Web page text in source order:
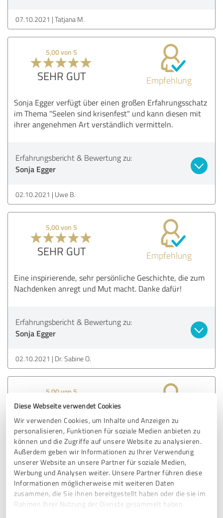
Diese Webseite verwendet Cookies
Wir verwenden Cookies, um Inhalte und Anzeigen zu
personalisieren, Funktionen für soziale Medien anbieten zu
können und die Zugriffe auf unsere Website zu analysieren.
Außerdem geben wir Informationen zu Ihrer Verwendung
unserer Website an unsere Partner für soziale Medien,
Werbung und Analysen weiter. Unsere Partner führen diese
Informationen möglicherweise mit weiteren Daten
zusammen, die Sie ihnen bereitgestellt haben oder die sie im
Rahmen Ihrer Nutzung der Dienste gesammelt haben.
07.10.2021 Tatjana M.
5,00 von 5
SEHR GUT Empfehlung
Sonja Egger verfügt über einen großen Erfahrungsschatz
im Thema "Seelen sind krisenfest" und kann diesen mit
ihrer angenehmen Art verständlich vermitteln.
Erfahrungsbericht & Bewertung zu:
Sonja Egger
02.10.2021 Uwe B.
5,00 von 5
SEHR GUT Empfehlung
Eine inspirierende, sehr persönliche Geschichte, die zum
Nachdenken anregt und Mut macht. Danke dafür!
Erfahrungsbericht & Bewertung zu:
Sonja Egger
02.10.2021 Dr. Sabine O.
5,00 von 5
SEHR GUT Empfehlung
Offen und bewegend teilt Sonja ihre Geschichte auf der
Bühne! Danke Sonja für deinen Vortrag!
Erfahrungsbericht & Bewertung zu:
Sonja Egger